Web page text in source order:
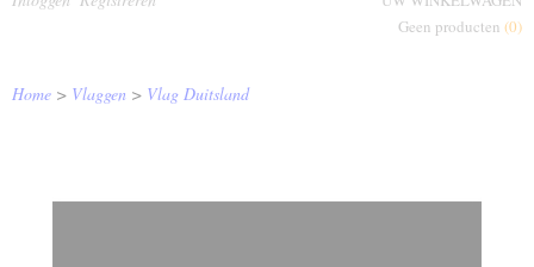
Geen producten (0)
Home > Vlaggen > Vlag Duitsland